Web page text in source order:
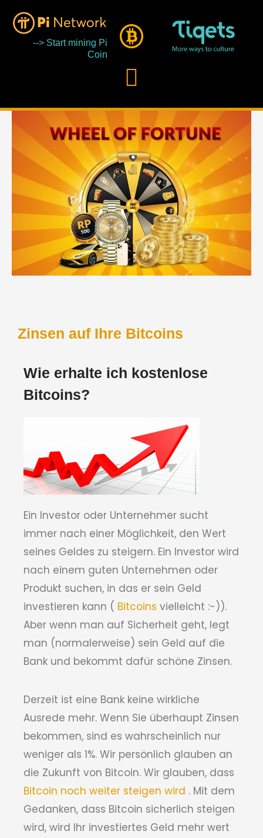
content--> Start mining Pi
Coin
Zinsen auf Ihre Bitcoins
Wie erhalte ich kostenlose
Bitcoins?
Ein Investor oder Unternehmer sucht
immer nach einer Möglichkeit, den Wert
seines Geldes zu steigern. Ein Investor wird
nach einem guten Unternehmen oder
Produkt suchen, in das er sein Geld
investieren kann ( Bitcoins vielleicht :-)).
Aber wenn man auf Sicherheit geht, legt
man (normalerweise) sein Geld auf die
Bank und bekommt dafür schöne Zinsen.
Derzeit ist eine Bank keine wirkliche
Ausrede mehr. Wenn Sie überhaupt Zinsen
bekommen, sind es wahrscheinlich nur
weniger als 1%. Wir persönlich glauben an
die Zukunft von Bitcoin. Wir glauben, dass
Bitcoin noch weiter steigen wird . Mit dem
Gedanken, dass Bitcoin sicherlich steigen
wird, wird Ihr investiertes Geld mehr wert